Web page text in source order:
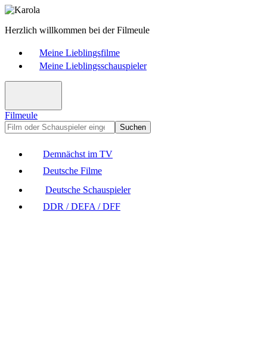
Herzlich willkommen bei der Filmeule
Meine Lieblingsfilme
Meine Lieblingsschauspieler
Filmeule
Suchen
Demnächst im TV
Deutsche Filme
Deutsche Schauspieler
DDR / DEFA / DFF